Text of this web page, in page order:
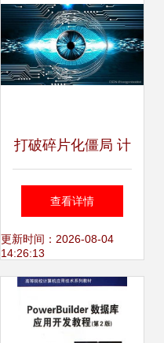
打破碎片化僵局 计
算机视觉技术如何
从“鸡肋”迈向“利器”
查看详情
更新时间：2026-08-04
14:26:13